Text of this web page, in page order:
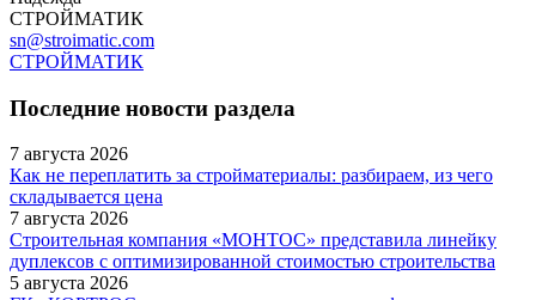
СТРОЙМАТИК
sn@stroimatic.com
СТРОЙМАТИК
Последние новости раздела
7 августа 2026
Как не переплатить за стройматериалы: разбираем, из чего
складывается цена
7 августа 2026
Строительная компания «МОНТОС» представила линейку
дуплексов с оптимизированной стоимостью строительства
5 августа 2026